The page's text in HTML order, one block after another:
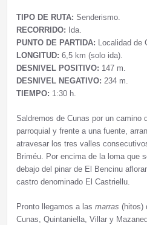
TIPO DE RUTA: Senderismo.
RECORRIDO: Ida.
PUNTO DE PARTIDA: Localidad de
LONGITUD: 6,5 km (solo ida).
DESNIVEL POSITIVO: 147 m.
DESNIVEL NEGATIVO: 234 m.
TIEMPO: 1:30 h.
Saldremos de Cunas por un camino
parroquial y frente a una fuente,
atravesar los tres valles
Briméu. Por encima de la loma que
debajo del pinar de El Bencinu
castro denominado El Castriellu.
Pronto llegamos a las marras (hitos)
Cunas, Quintaniella, Villar y